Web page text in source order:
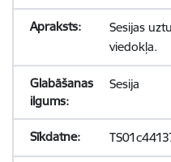
Sesijas
viedokļa.
Sesija